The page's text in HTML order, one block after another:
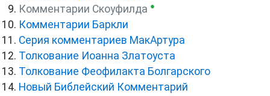
Комментарии Скоуфилда ●
Комментарии Баркли
Серия комментариев МакАртура
Толкование Иоанна Златоуста
Толкование Феофилакта Болгарского
Новый Библейский Комментарий